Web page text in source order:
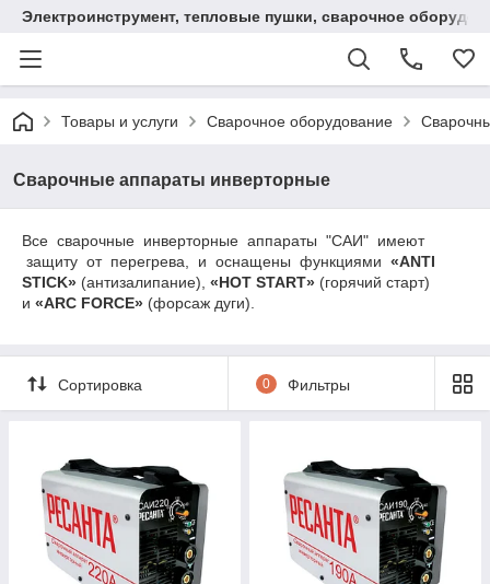
Электроинструмент, тепловые пушки, сварочное
Товары и услуги Сварочное оборудование
Сварочные аппараты инверторные
Все сварочные инверторные аппараты "САИ" имеют
защиту от перегрева, и оснащены функциями «ANTI
STICK» (антизалипание), «HOT START» (горячий старт)
и «ARC FORCE» (форсаж дуги).
Сортировка 0 Фильтры